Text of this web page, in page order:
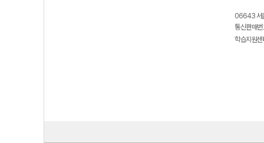
06643 서
통신판매
학습지원